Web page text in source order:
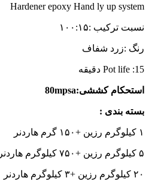
Hardener epoxy Hand ly up system
نسبت ترکیب :۱۰۰:۱۵
رنگ :زرد شفاف
Pot life :15 دقیقه
استحکام کششی:80mpsa
بسته بندی :
۱ کیلوگرم رزین +۱۵۰ گرم هاردنر
۵ کیلوگرم رزین +۷۵۰ کیلوگرم هاردنر
۲۰ کیلوگرم رزین +۳ کیلوگرم هاردنر